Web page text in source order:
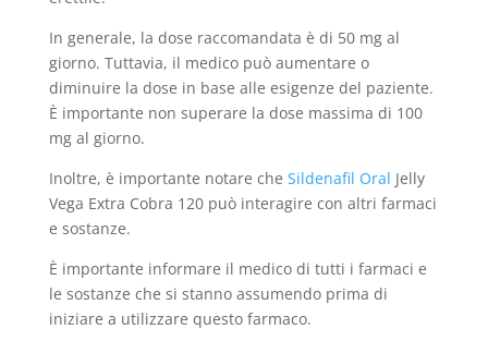
In generale, la dose raccomandata è di 50 mg al
giorno. Tuttavia, il medico può aumentare o
diminuire la dose in base alle esigenze del paziente.
È importante non superare la dose massima di 100
mg al giorno.
Inoltre, è importante notare che Sildenafil Oral Jelly
Vega Extra Cobra 120 può interagire con altri farmaci
e sostanze.
È importante informare il medico di tutti i farmaci e
le sostanze che si stanno assumendo prima di
iniziare a utilizzare questo farmaco.